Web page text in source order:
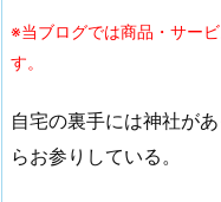
※当ブログでは商品・サー
す。
自宅の裏手には神社が
らお参りしている。